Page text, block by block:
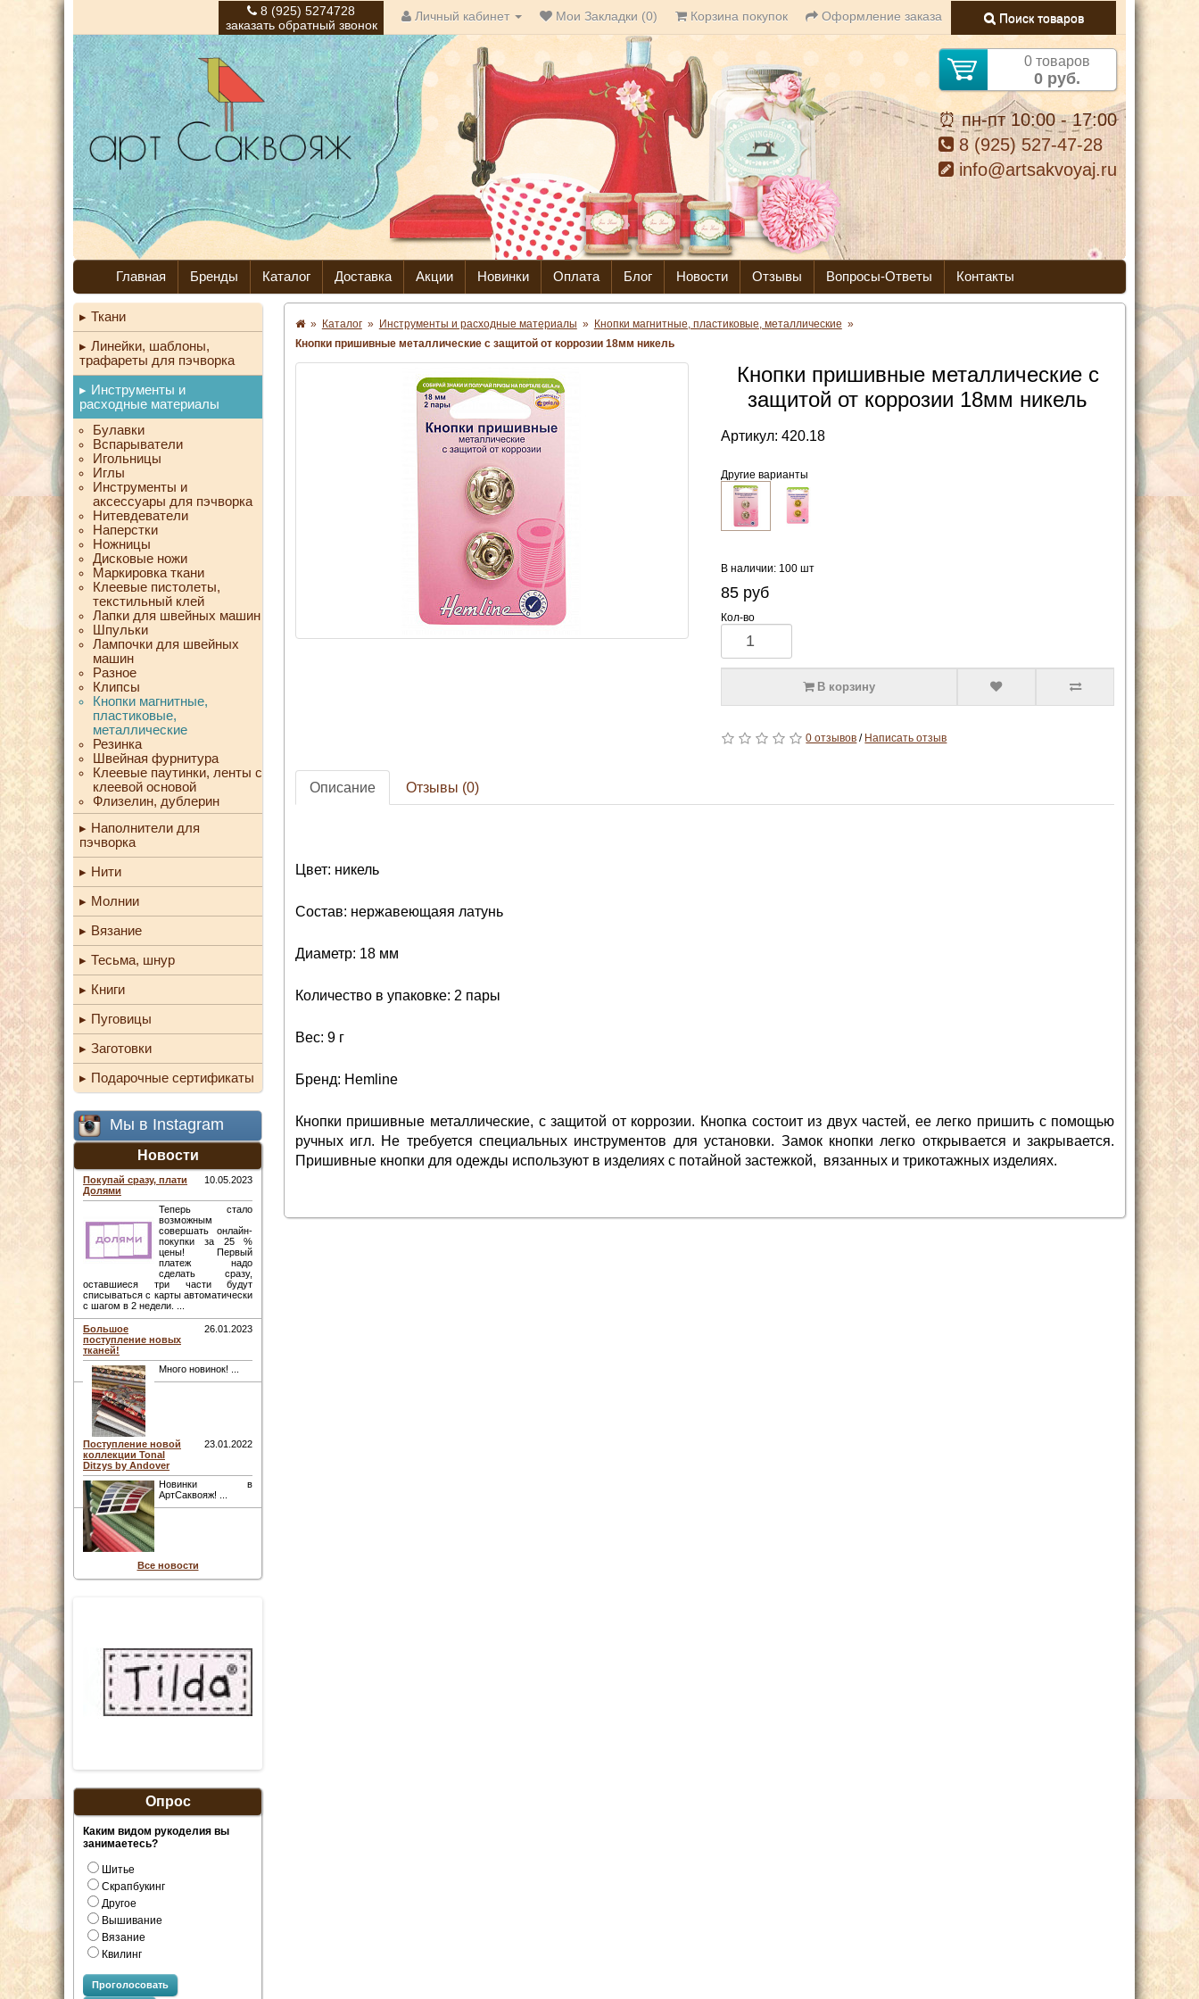
8 (925) 5274728
заказать обратный звонок
Личный кабинет Мои Закладки (0) Корзина покупок Оформление заказа Поиск товаров
0 товаров
0 руб.
⏰ пн-пт 10:00 - 17:00
8 (925) 527-47-28
info@artsakvoyaj.ru
Главная Бренды Каталог Доставка Акции Новинки Оплата Блог Новости Отзывы Вопросы-Ответы Контакты
Ткани
Линейки, шаблоны,
трафареты для пэчворка
Инструменты и
расходные материалы
Булавки
Вспарыватели
Игольницы
Иглы
Инструменты и
аксессуары для пэчворка
Нитевдеватели
Наперстки
Ножницы
Дисковые ножи
Маркировка ткани
Клеевые пистолеты,
текстильный клей
Лапки для швейных машин
Шпульки
Лампочки для швейных
машин
Разное
Клипсы
Кнопки магнитные,
пластиковые,
металлические
Резинка
Швейная фурнитура
Клеевые паутинки, ленты с
клеевой основой
Флизелин, дублерин
Наполнители для
пэчворка
Нити
Молнии
Вязание
Тесьма, шнур
Книги
Пуговицы
Заготовки
Подарочные сертификаты
Мы в Instagram
Новости
Покупай сразу, плати
Долями
10.05.2023
Теперь стало
возможным
совершать онлайн-
покупки за 25 %
цены! Первый
платеж надо
сделать сразу,
оставшиеся три части будут
списываться с карты автоматически
с шагом в 2 недели. ...
Большое
поступление новых
тканей!
26.01.2023
Много новинок! ...
Поступление новой
коллекции Tonal
Ditzys by Andover
23.01.2022
Новинки в
АртСаквояж! ...
Все новости
Опрос
Каким видом рукоделия вы
занимаетесь?
Шитье
Скрапбукинг
Другое
Вышивание
Вязание
Квилинг
Проголосовать
» Каталог » Инструменты и расходные материалы » Кнопки магнитные, пластиковые, металлические »
Кнопки пришивные металлические с защитой от коррозии 18мм никель
Кнопки пришивные металлические с
защитой от коррозии 18мм никель
Артикул:420.18
Другие варианты
В наличии: 100 шт
85 руб
Кол-во
В корзину
0 отзывов / Написать отзыв
Описание Отзывы (0)
Цвет: никель
Состав: нержавеющаяя латунь
Диаметр: 18 мм
Количество в упаковке: 2 пары
Вес: 9 г
Бренд: Hemline
Кнопки пришивные металлические, с защитой от коррозии. Кнопка состоит из двух частей, ее легко пришить с помощью
ручных игл. Не требуется специальных инструментов для установки. Замок кнопки легко открывается и закрывается.
Пришивные кнопки для одежды используют в изделиях с потайной застежкой, вязанных и трикотажных изделиях.